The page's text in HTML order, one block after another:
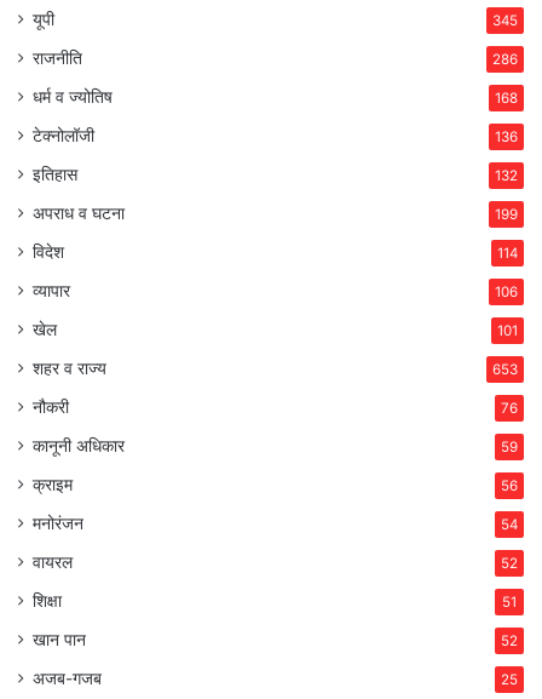
यूपी 345
राजनीति 286
धर्म व ज्योतिष 168
टेक्नोलॉजी 136
इतिहास 132
अपराध व घटना 199
विदेश 114
व्यापार 106
खेल 101
शहर व राज्य 653
नौकरी 76
कानूनी अधिकार 59
क्राइम 56
मनोरंजन 54
वायरल 52
शिक्षा 51
खान पान 52
अजब-गजब 25